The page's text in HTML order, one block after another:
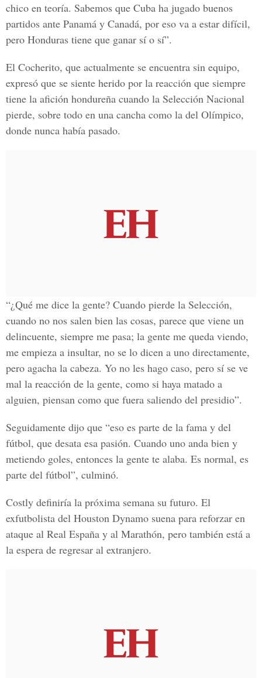
chico en teoría. Sabemos que Cuba ha jugado buenos
partidos ante Panamá y Canadá, por eso va a estar difícil,
pero Honduras tiene que ganar sí o sí”.
El Cocherito, que actualmente se encuentra sin equipo,
expresó que se siente herido por la reacción que siempre
tiene la afición hondureña cuando la Selección Nacional
pierde, sobre todo en una cancha como la del Olímpico,
donde nunca había pasado.
“¿Qué me dice la gente? Cuando pierde la Selección,
cuando no nos salen bien las cosas, parece que viene un
delincuente, siempre me pasa; la gente me queda viendo,
me empieza a insultar, no se lo dicen a uno directamente,
pero agacha la cabeza. Yo no les hago caso, pero sí se ve
mal la reacción de la gente, como si haya matado a
alguien, piensan como que fuera saliendo del presidio”.
Seguidamente dijo que “eso es parte de la fama y del
fútbol, que desata esa pasión. Cuando uno anda bien y
metiendo goles, entonces la gente te alaba. Es normal, es
parte del fútbol”, culminó.
Costly definiría la próxima semana su futuro. El
exfutbolista del Houston Dynamo suena para reforzar en
ataque al Real España y al Marathón, pero también está a
la espera de regresar al extranjero.